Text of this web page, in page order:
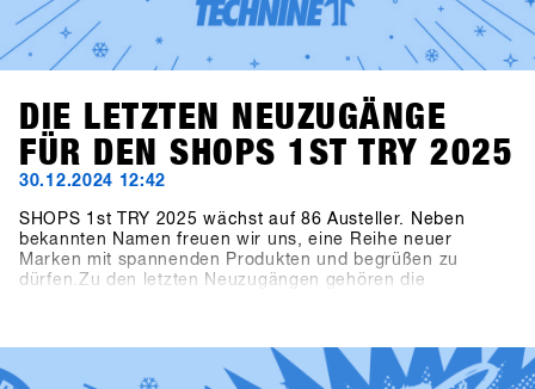
DIE LETZTEN NEUZUGÄNGE
FÜR DEN SHOPS 1ST TRY 2025
30.12.2024 12:42
SHOPS 1st TRY 2025 wächst auf 86 Austeller. Neben
bekannten Namen freuen wir uns, eine Reihe neuer
Marken mit spannenden Produkten und begrüßen zu
dürfen.Zu den letzten Neuzugängen gehören die
ruroc und Handschuhe von Deathgrip ergänzen das
Sortiment.Bald werden alle Produkte online sein, also